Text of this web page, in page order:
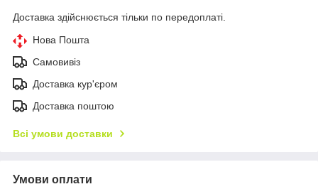
Доставка здійснюється тільки по передоплаті.
Нова Пошта
Самовивіз
Доставка кур'єром
Доставка поштою
Всі умови доставки
Умови оплати